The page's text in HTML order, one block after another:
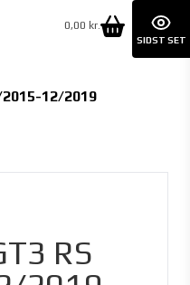
0,00 kr.
2015-12/2019
RS
SIDST SET